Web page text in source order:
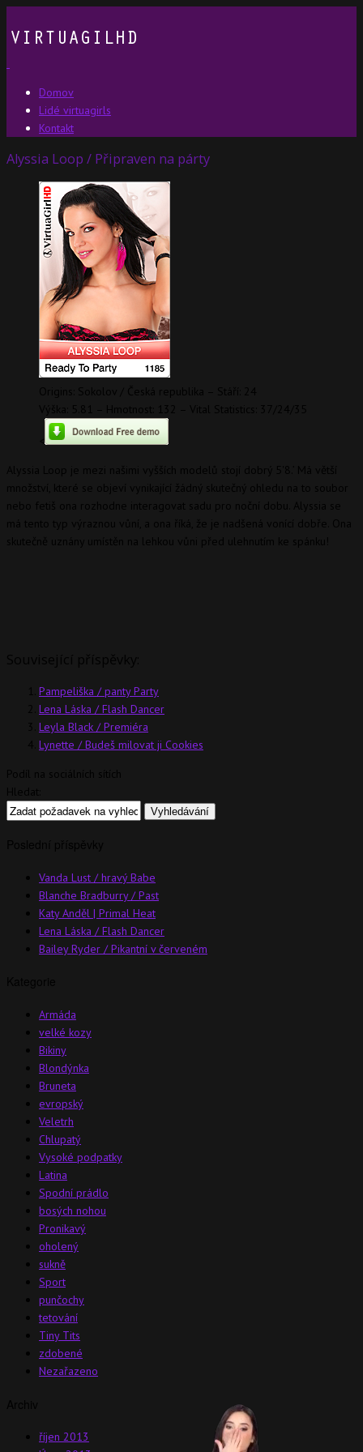
Domov
Lidé virtuagirls
Kontakt
Alyssia Loop / Připraven na párty
Pampeliška / panty Party
Lena Láska / Flash Dancer
Leyla Black / Premiéra
Lynette / Budeš milovat ji Cookies
Vanda Lust / hravý Babe
Blanche Bradburry / Past
Katy Anděl | Primal Heat
Lena Láska / Flash Dancer
Bailey Ryder / Pikantní v červeném
Armáda
velké kozy
Bikiny
Blondýnka
Bruneta
evropský
Veletrh
Chlupatý
Vysoké podpatky
Latina
Spodní prádlo
bosých nohou
Pronikavý
oholený
sukně
Sport
punčochy
tetování
Tiny Tits
zdobené
Nezařazeno
říjen 2013